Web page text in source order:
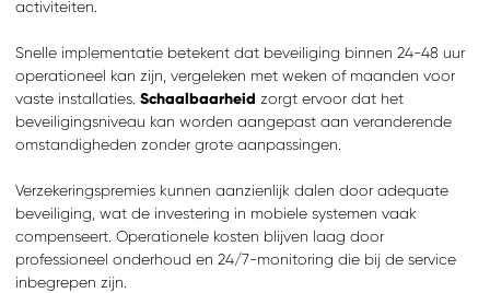
activiteiten.
Snelle implementatie betekent dat beveiliging binnen 24-48 uur
operationeel kan zijn, vergeleken met weken of maanden voor
vaste installaties. Schaalbaarheid zorgt ervoor dat het
beveiligingsniveau kan worden aangepast aan veranderende
omstandigheden zonder grote aanpassingen.
Verzekeringspremies kunnen aanzienlijk dalen door adequate
beveiliging, wat de investering in mobiele systemen vaak
compenseert. Operationele kosten blijven laag door
professioneel onderhoud en 24/7-monitoring die bij de service
inbegrepen zijn.